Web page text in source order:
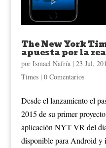
The New York
apuesta por la
por Ismael Nafría| 23 Jul,
Times| 0 Comentarios
Desde el lanzamiento el
2015 de su primer
aplicación NYT VR del
disponible para Android y